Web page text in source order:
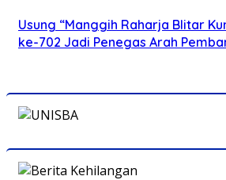
Usung “Manggih Raharja Blitar
ke-702 Jadi Penegas Arah